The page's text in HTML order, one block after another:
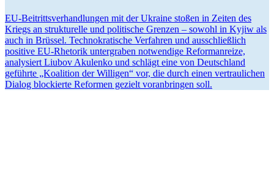
EU-Beitritts­ver­hand­lungen mit der Ukraine stoßen in Zeiten des
Kriegs an struk­tu­relle und politische Grenzen – sowohl in Kyjiw als
auch in Brüssel. Techno­kra­tische Verfahren und ausschließlich
positive EU-Rhetorik unter­graben notwendige Refor­m­an­reize,
analy­siert Liubov Akulenko und schlägt eine von Deutschland
geführte „Koalition der Willigen“ vor, die durch einen vertrau­lichen
Dialog blockierte Reformen gezielt voran­bringen soll.